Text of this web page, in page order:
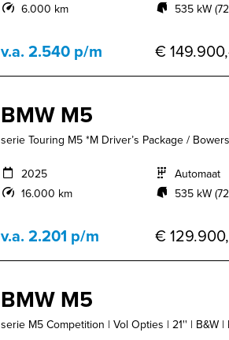
6.000 km
535 kW
v.a. 2.540 p/m €
BMW M5
serie Touring M5 *M Driver’s Package /
2025
16.000 km
Automaat
535 kW
v.a. 2.201 p/m €
BMW M5
serie M5 Competition | Vol Opties | 21'' | B&W